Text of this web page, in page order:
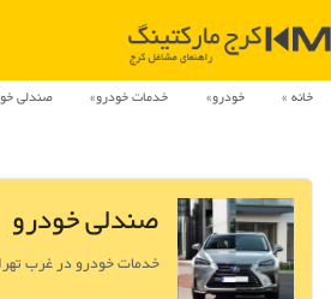
خانه خودرو خدمات خودرو صندلی
صندلی خودرو
خدمات خودرو در غرب